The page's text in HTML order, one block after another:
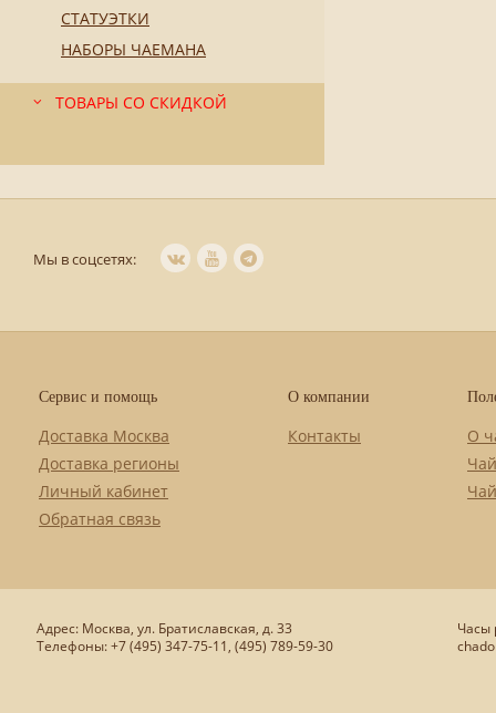
СТАТУЭТКИ
НАБОРЫ ЧАЕМАНА
ТОВАРЫ СО СКИДКОЙ
Мы в соцсетях:
Сервис и помощь
Доставка Москва
Доставка регионы
Личный кабинет
Обратная связь
О компании
Контакты
О
Адрес: Москва, ул. Братиславская, д. 33
Телефоны: +7 (495) 347-75-11, (495) 789-59-30
Часы